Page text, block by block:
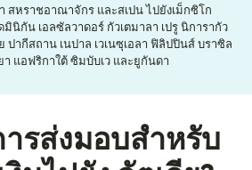
สหราชอาณาจักร และสเปน ไปยังเม็กซิโก
นิกัน เอลซัลวาดอร์ กัวเตมาลา เปรู นิการากัว
ปากีสถาน เนปาล เวเนซุเอลา ฟิลิปปินส์ บราซิล
า แอฟริกาใต้ ซิมบับเว และยูกันดา
ารส่งมอบสำหรับ